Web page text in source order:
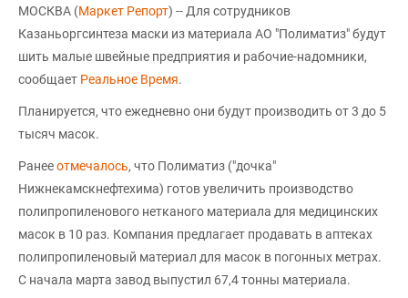
МОСКВА (Маркет Репорт) -- Для сотрудников
Казаньоргсинтеза маски из материала АО "Полиматиз" будут
шить малые швейные предприятия и рабочие-надомники,
сообщает Реальное Время.
Планируется, что ежедневно они будут производить от 3 до 5
тысяч масок.
Ранееотмечалось, что Полиматиз ("дочка"
Нижнекамскнефтехима) готов увеличить производство
полипропиленового нетканого материала для медицинских
масок в 10 раз. Компания предлагает продавать в аптеках
полипропиленовый материал для масок в погонных метрах.
С начала марта завод выпустил 67,4 тонны материала.